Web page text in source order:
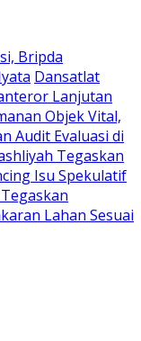
Bripda
Dansatlat
Lanjutan
Objek Vital,
Audit Evaluasi di
Tegaskan
Isu Spekulatif
Lahan Sesuai